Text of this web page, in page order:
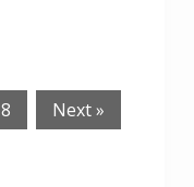
8 Next »